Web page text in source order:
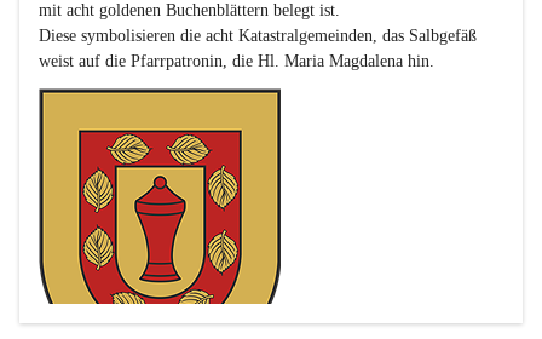
mit acht goldenen Buchenblättern belegt ist.
Diese symbolisieren die acht Katastralgemeinden, das Salbgefäß